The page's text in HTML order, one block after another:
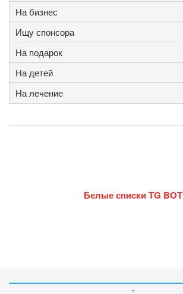
На бизнес
Ищу спонсора
На подарок
На детей
На лечение
Белые списки TG BOT
-